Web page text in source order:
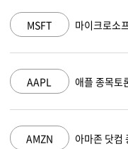
MSFT 마이크로소
AAPL 애플 종목토
AMZN 아마존 닷컴